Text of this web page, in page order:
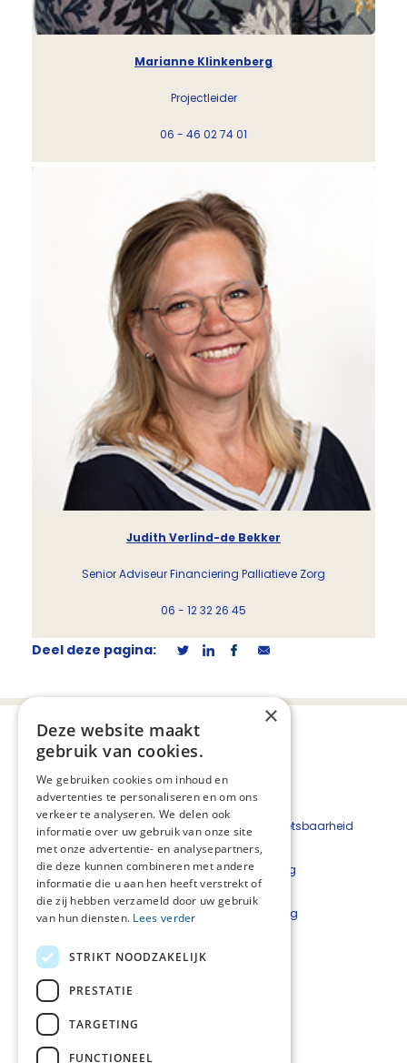
Marianne Klinkenberg
Projectleider
06 - 46 02 74 01
Judith Verlind-de Bekker
Senior Adviseur Financiering Palliatieve Zorg
06 - 12 32 26 45
Deel deze pagina:
Beveiligingskwetsbaarheid
melden
Cookieverklaring
Disclaimer
Privacyverklaring
Informatieplatformen van Stichting PZNL:
×
Deze website maakt
gebruik van cookies.
We gebruiken cookies om inhoud en
advertenties te personaliseren en om ons
verkeer te analyseren. We delen ook
informatie over uw gebruik van onze site
met onze advertentie- en analysepartners,
die deze kunnen combineren met andere
informatie die u aan hen heeft verstrekt of
die zij hebben verzameld door uw gebruik
van hun diensten. Lees verder
STRIKT NOODZAKELIJK
PRESTATIE
TARGETING
FUNCTIONEEL